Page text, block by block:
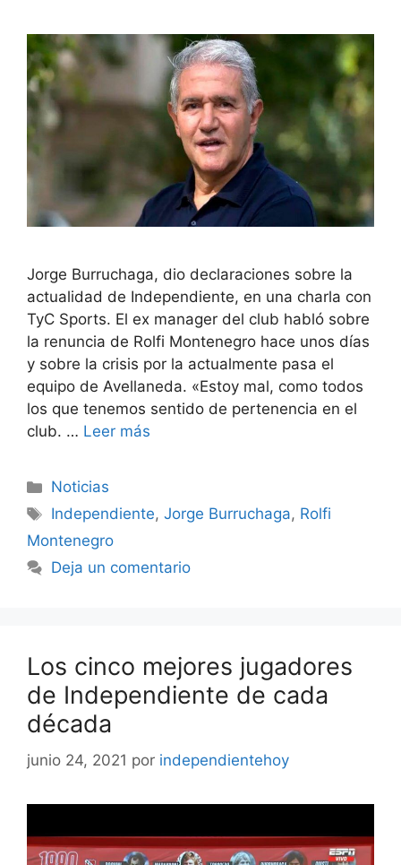
Jorge Burruchaga, dio declaraciones sobre la
actualidad de Independiente, en una charla con
TyC Sports. El ex manager del club habló sobre
la renuncia de Rolfi Montenegro hace unos días
y sobre la crisis por la actualmente pasa el
equipo de Avellaneda. «Estoy mal, como todos
los que tenemos sentido de pertenencia en el
club. … Leer más
Categorías
Noticias
Etiquetas
Independiente,Jorge Burruchaga, Rolfi
Montenegro
Deja un comentario
Los cinco mejores jugadores
de Independiente de cada
década
junio 24, 2021 por independientehoy